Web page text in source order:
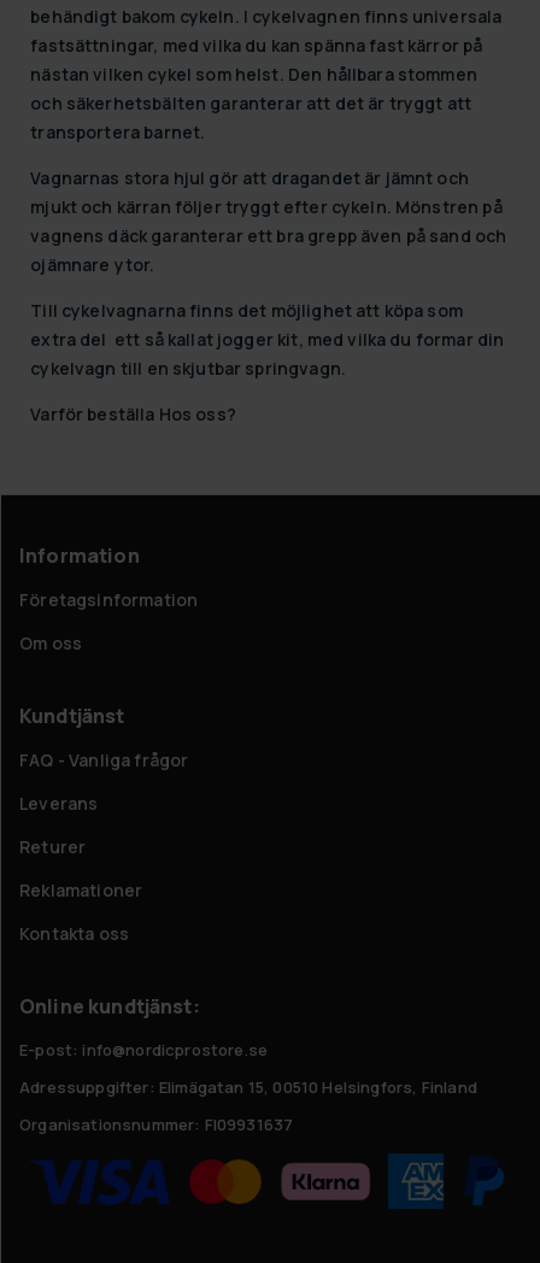
behändigt bakom cykeln. I cykelvagnen finns universala
fastsättningar, med vilka du kan spänna fast kärror på
nästan vilken cykel som helst. Den hållbara stommen
och säkerhetsbälten garanterar att det är tryggt att
transportera barnet.
Vagnarnas stora hjul gör att dragandet är jämnt och
mjukt och kärran följer tryggt efter cykeln. Mönstren på
vagnens däck garanterar ett bra grepp även på sand och
ojämnare ytor.
Till cykelvagnarna finns det möjlighet att köpa som
extra del ett så kallat jogger kit, med vilka du formar din
cykelvagn till en skjutbar springvagn.
Varför beställa Hos oss?
Information
Företagsinformation
Om oss
Kundtjänst
FAQ - Vanliga frågor
Leverans
Returer
Reklamationer
Kontakta oss
Online kundtjänst:
E-post: info@nordicprostore.se
Adressuppgifter: Elimägatan 15, 00510 Helsingfors, Finland
Organisationsnummer: FI09931637